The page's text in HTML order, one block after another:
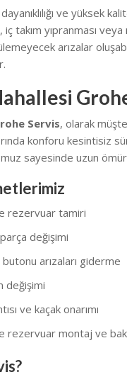
ve yüksek
iç takım yıpranması
arızalar
Servis, olarak
konforu
sayesinde uzun
rezervuar tamiri
değişimi
arızaları giderme
değişimi
ve kaçak onarımı
rezervuar montaj ve